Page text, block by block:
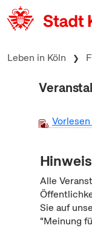
zum Inhalt springen
Leben in Köln
Alle
Sie auf
"Meinung